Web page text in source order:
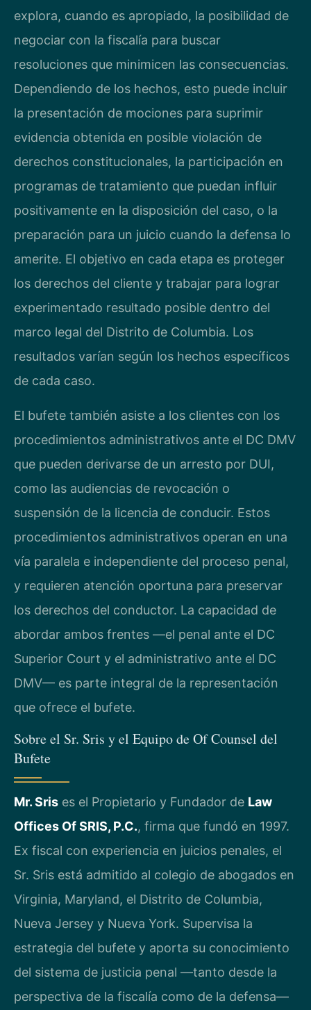
explora, cuando es apropiado, la posibilidad de
negociar con la fiscalía para buscar
resoluciones que minimicen las consecuencias.
Dependiendo de los hechos, esto puede incluir
la presentación de mociones para suprimir
evidencia obtenida en posible violación de
derechos constitucionales, la participación en
programas de tratamiento que puedan influir
positivamente en la disposición del caso, o la
preparación para un juicio cuando la defensa lo
amerite. El objetivo en cada etapa es proteger
los derechos del cliente y trabajar para lograr
experimentado resultado posible dentro del
marco legal del Distrito de Columbia. Los
resultados varían según los hechos específicos
de cada caso.
El bufete también asiste a los clientes con los
procedimientos administrativos ante el DC DMV
que pueden derivarse de un arresto por DUI,
como las audiencias de revocación o
suspensión de la licencia de conducir. Estos
procedimientos administrativos operan en una
vía paralela e independiente del proceso penal,
y requieren atención oportuna para preservar
los derechos del conductor. La capacidad de
abordar ambos frentes —el penal ante el DC
Superior Court y el administrativo ante el DC
DMV— es parte integral de la representación
que ofrece el bufete.
Sobre el Sr. Sris y el Equipo de Of Counsel del
Bufete
Mr. Sris es el Propietario y Fundador de Law
Offices Of SRIS, P.C., firma que fundó en 1997.
Ex fiscal con experiencia en juicios penales, el
Sr. Sris está admitido al colegio de abogados en
Virginia, Maryland, el Distrito de Columbia,
Nueva Jersey y Nueva York. Supervisa la
estrategia del bufete y aporta su conocimiento
del sistema de justicia penal —tanto desde la
perspectiva de la fiscalía como de la defensa—